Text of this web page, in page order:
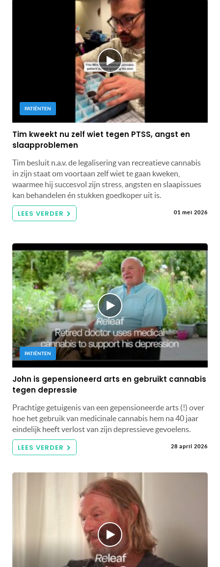
PATIËNTEN
Tim kweekt nu zelf wiet tegen PTSS, angst en
slaapproblemen
Tim besluit n.a.v. de legalisering van recreatieve cannabis
in zijn staat om voortaan zelf wiet te gaan kweken,
waarmee hij succesvol zijn stress, angsten en slaapissues
kan behandelen én stukken goedkoper uit is.
LEES VERDER 01 mei 2026
PATIËNTEN
John is gepensioneerd arts en gebruikt cannabis
tegen depressie
Prachtige getuigenis van een gepensioneerde arts (!) over
hoe het gebruik van medicinale cannabis hem na 40 jaar
eindelijk heeft verlost van zijn depressieve gevoelens.
LEES VERDER 28 april 2026